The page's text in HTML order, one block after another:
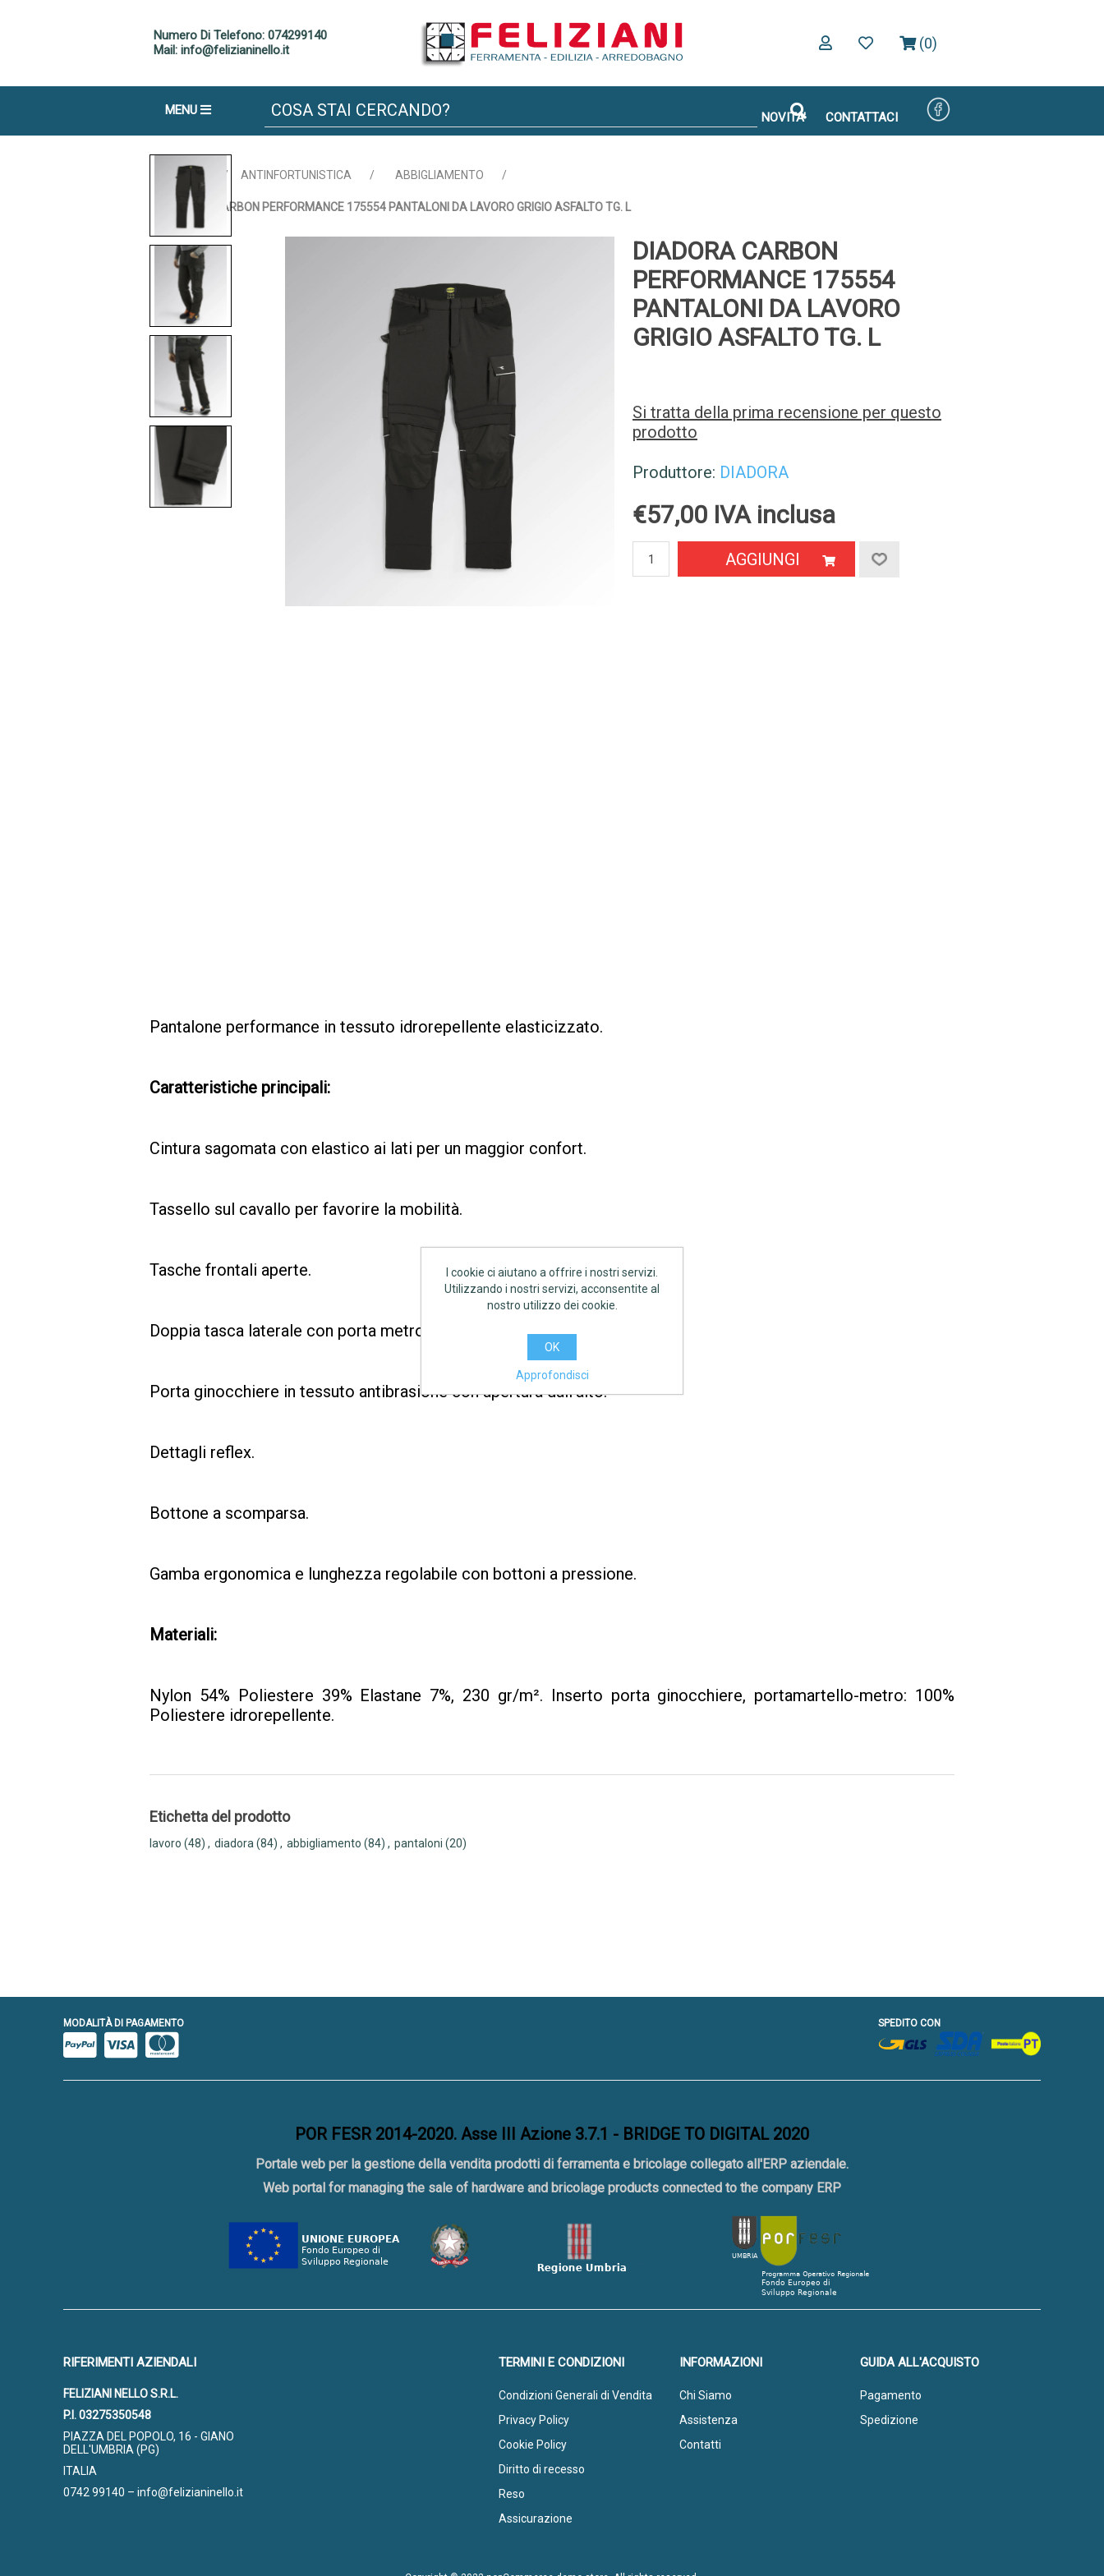
Numero Di Telefono: 074299140
Mail: info@felizianinello.it
(0)
MENU NOVITA' CONTATTACI
Home / ANTINFORTUNISTICA / ABBIGLIAMENTO /
DIADORA CARBON PERFORMANCE 175554 PANTALONI DA LAVORO GRIGIO ASFALTO TG. L
DIADORA CARBON
PERFORMANCE 175554
PANTALONI DA LAVORO
GRIGIO ASFALTO TG. L
Si tratta della prima recensione per questo
prodotto
Produttore: DIADORA
€57,00 IVA inclusa
AGGIUNGI
Pantalone performance in tessuto idrorepellente elasticizzato.
Caratteristiche principali:
Cintura sagomata con elastico ai lati per un maggior confort.
Tassello sul cavallo per favorire la mobilità.
Tasche frontali aperte.
Doppia tasca laterale con porta metro.
Porta ginocchiere in tessuto antibrasione con apertura dall'alto.
Dettagli reflex.
Bottone a scomparsa.
Gamba ergonomica e lunghezza regolabile con bottoni a pressione.
Materiali:
Nylon 54% Poliestere 39% Elastane 7%, 230 gr/m². Inserto porta ginocchiere, portamartello-metro: 100%
Poliestere idrorepellente.
Etichetta del prodotto
lavoro (48) , diadora(84) , abbigliamento (84) , pantaloni (20)
MODALITÀ DI PAGAMENTO SPEDITO CON
POR FESR 2014-2020. Asse III Azione 3.7.1 - BRIDGE TO DIGITAL 2020
Portale web per la gestione della vendita prodotti di ferramenta e bricolage collegato all'ERP aziendale.
Web portal for managing the sale of hardware and bricolage products connected to the company ERP
RIFERIMENTI AZIENDALI
FELIZIANI NELLO S.R.L.
P.I. 03275350548
PIAZZA DEL POPOLO, 16 - GIANO
DELL'UMBRIA (PG)
ITALIA
0742 99140 – info@felizianinello.it
GUIDA ALL'ACQUISTO
Pagamento
Spedizione
INFORMAZIONI
Chi Siamo
Assistenza
Contatti
TERMINI E CONDIZIONI
Condizioni Generali di Vendita
Privacy Policy
Cookie Policy
Diritto di recesso
Reso
Assicurazione
I cookie ci aiutano a offrire i nostri servizi.
Utilizzando i nostri servizi, acconsentite al
nostro utilizzo dei cookie.
OK
Approfondisci